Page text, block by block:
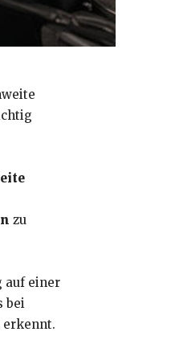
zu
auf einer
bei
erkennt.